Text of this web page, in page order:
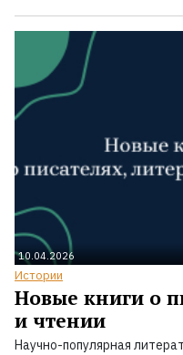
10.04.2026
Истории
Новые книги о
и чтении
Научно-популярная